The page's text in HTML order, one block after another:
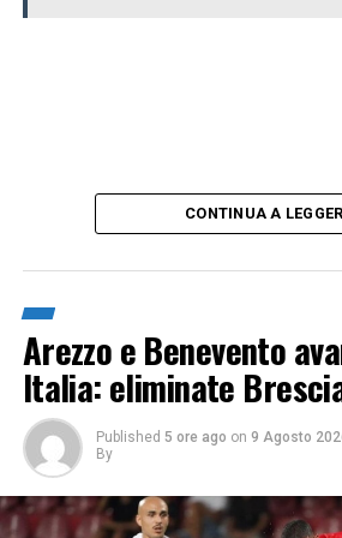
CONTINUA A
Arezzo e Benevento
Italia: eliminate
Published 5 ore ago on 9 Agosto
By